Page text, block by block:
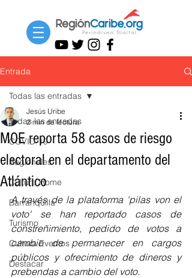
Entrada
Todas las entradas
COVID-19
Regionales
Cultura Home
Barranquilla
Turismo
Cultura Eventos
Destacar
Todas las entradas
MOE reporta 58 casos de riesgo
electoral en el departamento del
Atlántico
Jesús Uribe
2 min de lectura
A través de la plataforma 'pilas von el
voto' se han reportado casos de
constreñimiento, pedido de votos a
cambio de permanecer en cargos
públicos y ofrecimiento de dineros y
prebendas a cambio del voto.